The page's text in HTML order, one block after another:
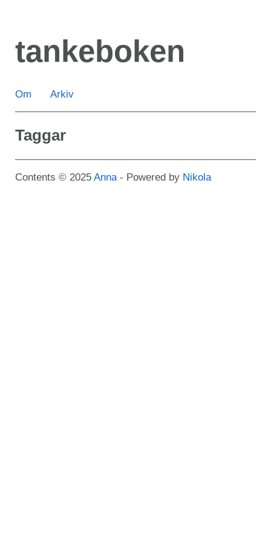
huvudinnehåll
tankeboken
Om Arkiv
Taggar
Contents © 2025 Anna - Powered by Nikola